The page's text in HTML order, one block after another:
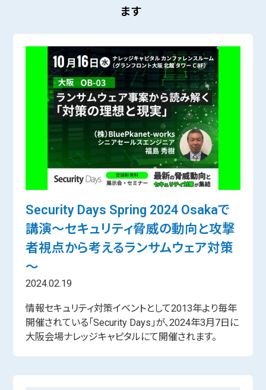
ます
Security Days Spring 2024 Osakaで
講演～セキュリティ脅威の動向と攻撃
者視点から考えるランサムウェア対策
～
2024.02.19
情報セキュリティ対策イベントとして2013年より毎年
開催されている「Security Days」が、2024年3月7日に
大阪会場ナレッジキャピタルにて開催されます。